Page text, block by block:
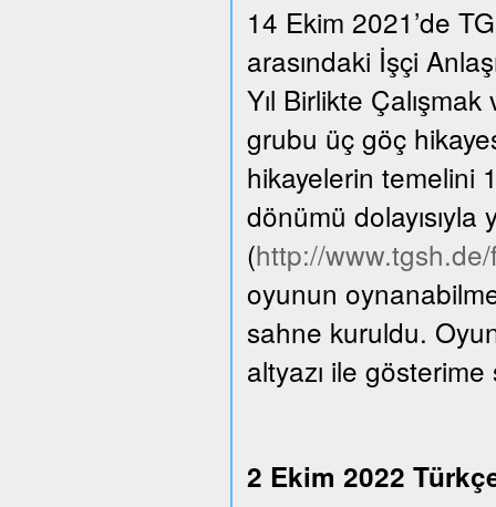
14 Ekim 2021’de
arasındaki İşçi
Yıl Birlikte
grubu üç göç
hikayelerin temelini
dönümü dolayısıyla
(http://
oyunun
sahne kuruldu.
altyazı ile
2 Ekim 2022